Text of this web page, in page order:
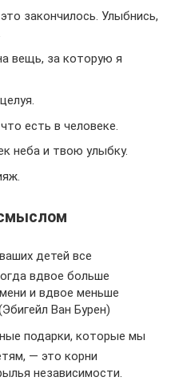
закончилось. Улыбнись,
вещь, за которую я
есть в человеке.
неба и твою улыбку.
детей все
вдвое больше
и вдвое меньше
Ван Бурен)
подарки, которые мы
— это корни
независимости.